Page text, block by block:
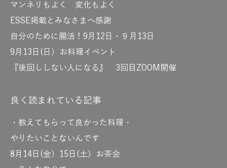
マンネリもよく 変化もよく
ESSE掲載とみなさまへ感謝
自分のために腸活！9月12日・９月13日
9月13日(日）お料理イベント
『後回ししない人になる』 3回目ZOOM開催
良く読まれている記事
・教えてもらって良かった料理・
やりたいことないんです
8月14日(金）15日(土）お茶会